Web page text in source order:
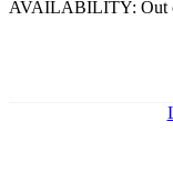
AVAILABILITY: Out